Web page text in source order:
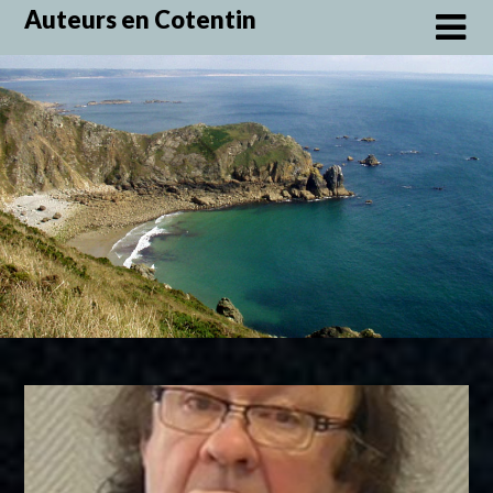
Skip
content
Auteurs en Cotentin